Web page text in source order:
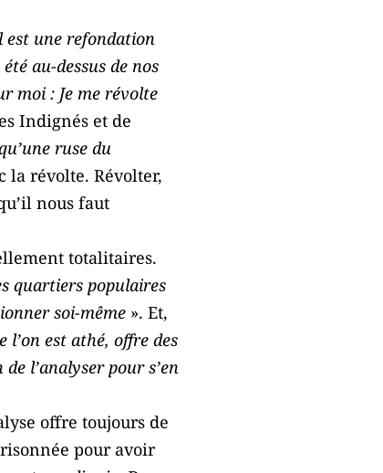
est une refondation
au-dessus de nos
moi : Je me révolte
Indignés et de
ruse du
la révolte. Révolter,
nous faut
totalitaires.
quartiers populaires
soi-même ». Et,
l’on est athé, offre des
l’analyser pour s’en
offre toujours de
pour avoir